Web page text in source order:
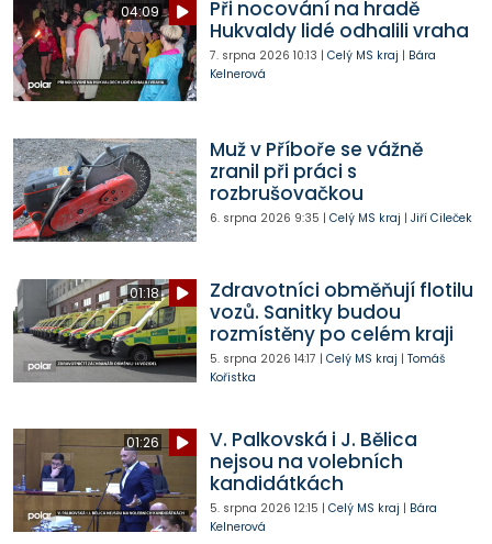
04:09
Při nocování na hradě
Hukvaldy lidé odhalili vraha
7. srpna 2026 10:13 | Celý MS kraj | Bára
Kelnerová
Muž v Příboře se vážně
zranil při práci s
rozbrušovačkou
6. srpna 2026 9:35 | Celý MS kraj | Jiří Cileček
01:18
Zdravotníci obměňují flotilu
vozů. Sanitky budou
rozmístěny po celém kraji
5. srpna 2026 14:17 | Celý MS kraj | Tomáš
Kořistka
01:26
V. Palkovská i J. Bělica
nejsou na volebních
kandidátkách
5. srpna 2026 12:15 | Celý MS kraj | Bára
Kelnerová